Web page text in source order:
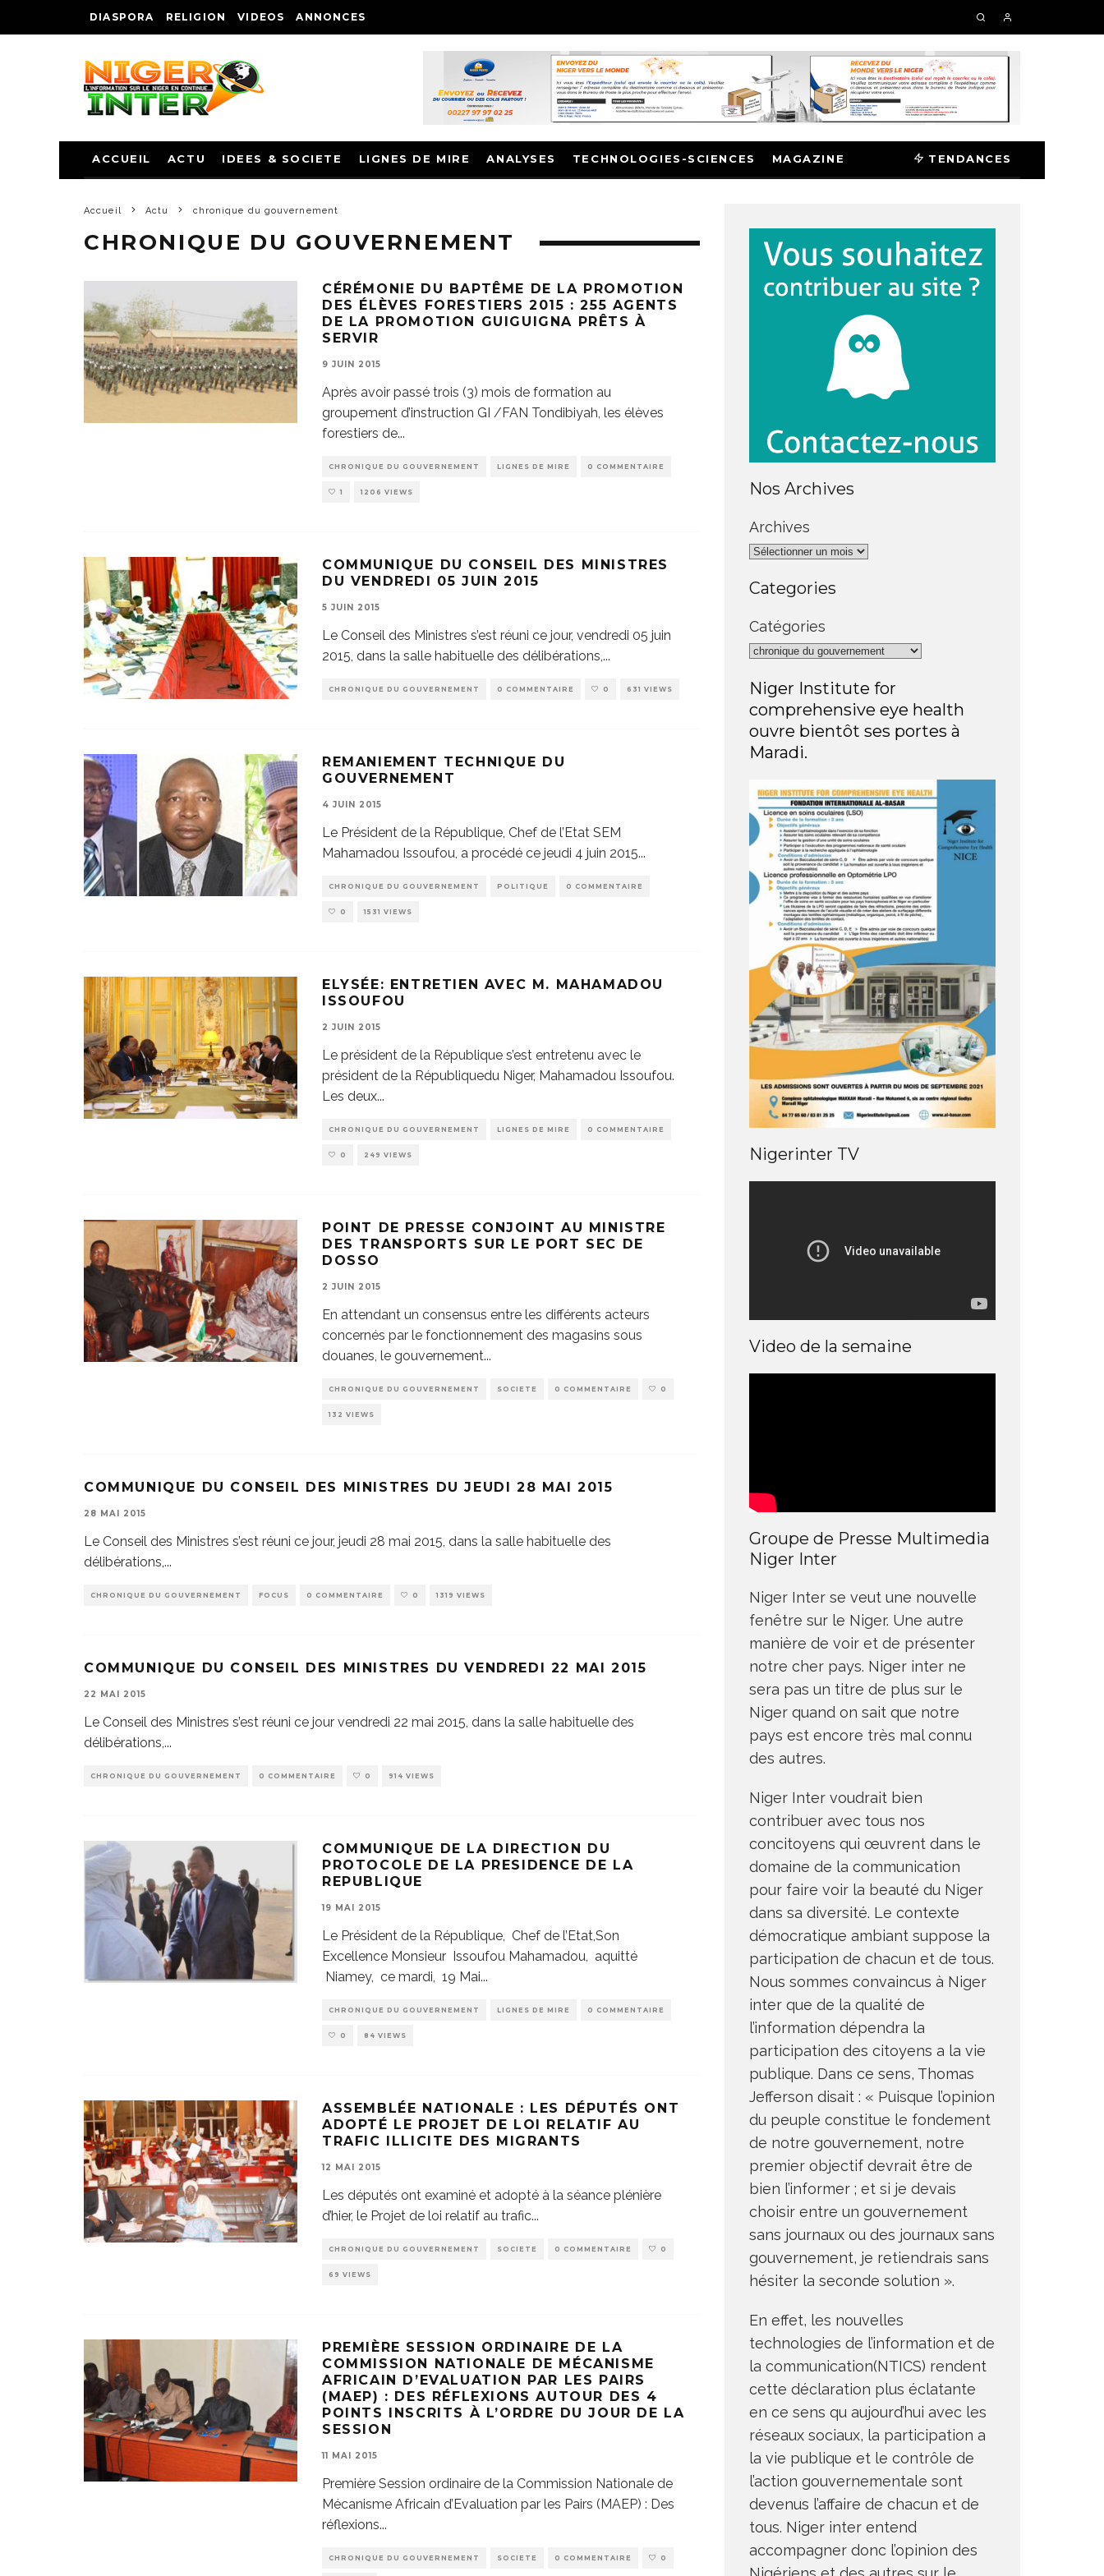
DIASPORA RELIGION VIDEOS ANNONCES
ACCUEIL ACTU IDEES & SOCIETE LIGNES DE MIRE ANALYSES TECHNOLOGIES-SCIENCES MAGAZINE TENDANCES
Accueil Actu chronique du gouvernement
CHRONIQUE DU GOUVERNEMENT
CÉRÉMONIE DU BAPTÊME DE LA PROMOTION
DES ÉLÈVES FORESTIERS 2015 : 255 AGENTS
DE LA PROMOTION GUIGUIGNA PRÊTS À
SERVIR
9 JUIN 2015
Après avoir passé trois (3) mois de formation au
groupement d’instruction GI /FAN Tondibiyah, les élèves
forestiers de...
CHRONIQUE DU GOUVERNEMENT LIGNES DE MIRE 0 COMMENTAIRE
1 1206 VIEWS
COMMUNIQUE DU CONSEIL DES MINISTRES
DU VENDREDI 05 JUIN 2015
5 JUIN 2015
Le Conseil des Ministres s’est réuni ce jour, vendredi 05 juin
2015, dans la salle habituelle des délibérations,...
CHRONIQUE DU GOUVERNEMENT 0 COMMENTAIRE 0 631 VIEWS
REMANIEMENT TECHNIQUE DU
GOUVERNEMENT
4 JUIN 2015
Le Président de la République, Chef de l’Etat SEM
Mahamadou Issoufou, a procédé ce jeudi 4 juin 2015...
CHRONIQUE DU GOUVERNEMENT POLITIQUE 0 COMMENTAIRE
0 1531 VIEWS
ELYSÉE: ENTRETIEN AVEC M. MAHAMADOU
ISSOUFOU
2 JUIN 2015
Le président de la République s’est entretenu avec le
président de la Républiquedu Niger, Mahamadou Issoufou.
Les deux...
CHRONIQUE DU GOUVERNEMENT LIGNES DE MIRE 0 COMMENTAIRE
0 249 VIEWS
POINT DE PRESSE CONJOINT AU MINISTRE
DES TRANSPORTS SUR LE PORT SEC DE
DOSSO
2 JUIN 2015
En attendant un consensus entre les différents acteurs
concernés par le fonctionnement des magasins sous
douanes, le gouvernement...
CHRONIQUE DU GOUVERNEMENT SOCIETE 0 COMMENTAIRE 0
132 VIEWS
COMMUNIQUE DU CONSEIL DES MINISTRES DU JEUDI 28 MAI 2015
28 MAI 2015
Le Conseil des Ministres s’est réuni ce jour, jeudi 28 mai 2015, dans la salle habituelle des
délibérations,...
CHRONIQUE DU GOUVERNEMENT FOCUS 0 COMMENTAIRE 0 1319 VIEWS
COMMUNIQUE DU CONSEIL DES MINISTRES DU VENDREDI 22 MAI 2015
22 MAI 2015
Le Conseil des Ministres s’est réuni ce jour vendredi 22 mai 2015, dans la salle habituelle des
délibérations,...
CHRONIQUE DU GOUVERNEMENT 0 COMMENTAIRE 0 914 VIEWS
COMMUNIQUE DE LA DIRECTION DU
PROTOCOLE DE LA PRESIDENCE DE LA
REPUBLIQUE
19 MAI 2015
Le Président de la République, Chef de l’Etat,Son
Excellence Monsieur Issoufou Mahamadou, aquitté
Niamey, ce mardi, 19 Mai...
CHRONIQUE DU GOUVERNEMENT LIGNES DE MIRE 0 COMMENTAIRE
0 84 VIEWS
ASSEMBLÉE NATIONALE : LES DÉPUTÉS ONT
ADOPTÉ LE PROJET DE LOI RELATIF AU
TRAFIC ILLICITE DES MIGRANTS
12 MAI 2015
Les députés ont examiné et adopté à la séance plénière
d’hier, le Projet de loi relatif au trafic...
CHRONIQUE DU GOUVERNEMENT SOCIETE 0 COMMENTAIRE 0
69 VIEWS
PREMIÈRE SESSION ORDINAIRE DE LA
COMMISSION NATIONALE DE MÉCANISME
AFRICAIN D’EVALUATION PAR LES PAIRS
(MAEP) : DES RÉFLEXIONS AUTOUR DES 4
POINTS INSCRITS À L’ORDRE DU JOUR DE LA
SESSION
11 MAI 2015
Première Session ordinaire de la Commission Nationale de
Mécanisme Africain d’Evaluation par les Pairs (MAEP) : Des
réflexions...
CHRONIQUE DU GOUVERNEMENT SOCIETE 0 COMMENTAIRE 0
Nos Archives
Archives
Categories
Catégories
Niger Institute for
comprehensive eye health
ouvre bientôt ses portes à
Maradi.
Nigerinter TV
Video de la semaine
Groupe de Presse Multimedia
Niger Inter
Niger Inter se veut une nouvelle
fenêtre sur le Niger. Une autre
manière de voir et de présenter
notre cher pays. Niger inter ne
sera pas un titre de plus sur le
Niger quand on sait que notre
pays est encore très mal connu
des autres.
Niger Inter voudrait bien
contribuer avec tous nos
concitoyens qui œuvrent dans le
domaine de la communication
pour faire voir la beauté du Niger
dans sa diversité. Le contexte
démocratique ambiant suppose la
participation de chacun et de tous.
Nous sommes convaincus à Niger
inter que de la qualité de
l’information dépendra la
participation des citoyens a la vie
publique. Dans ce sens, Thomas
Jefferson disait : « Puisque l’opinion
du peuple constitue le fondement
de notre gouvernement, notre
premier objectif devrait être de
bien l’informer ; et si je devais
choisir entre un gouvernement
sans journaux ou des journaux sans
gouvernement, je retiendrais sans
hésiter la seconde solution ».
En effet, les nouvelles
technologies de l’information et de
la communication(NTICS) rendent
cette déclaration plus éclatante
en ce sens qu aujourd’hui avec les
réseaux sociaux, la participation a
la vie publique et le contrôle de
l’action gouvernementale sont
devenus l’affaire de chacun et de
tous. Niger inter entend
accompagner donc l’opinion des